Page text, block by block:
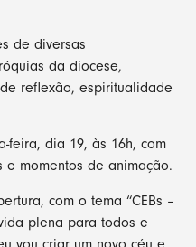
de diversas
da diocese,
reflexão, espiritualidade
feira, dia 19, às 16h, com
momentos de animação.
com o tema “CEBs –
plena para todos e